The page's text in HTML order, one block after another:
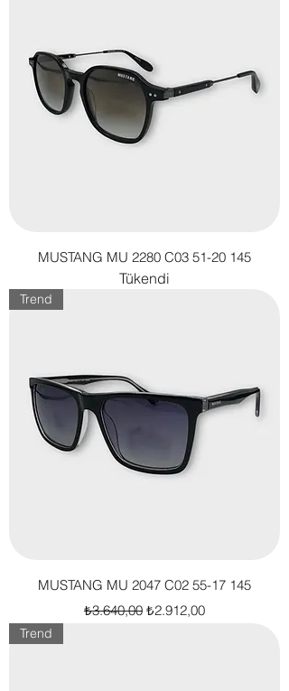
MUSTANG MU 2280 C03 51-20 145
Tükendi
Trend
MUSTANG MU 2047 C02 55-17 145
Normal Fiyat
₺3.640,00 İndirimli Fiyat
₺2.912,00
Trend